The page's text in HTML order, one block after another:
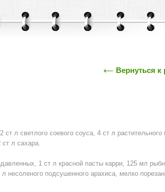
Вернуться к
л светлого соевого соуса, 4 ст л
ст л сахара.
1 ст л красной пасты карри, 125 мл
несоленого подсушенного арахиса, мелко